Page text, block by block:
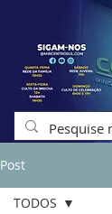
Post
TODOS